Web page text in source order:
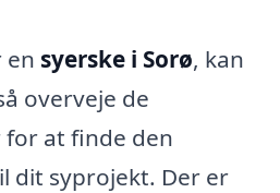
en syerske i Sorø, kan
overveje de
at finde den
dit syprojekt. Der er